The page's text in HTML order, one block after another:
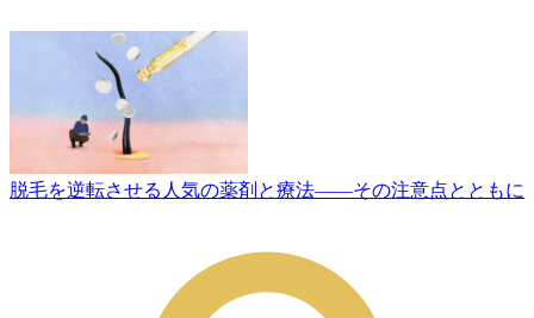
脱毛を逆転させる人気の薬剤と療法——その注意点とともに